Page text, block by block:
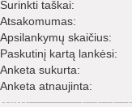
Surinkti taškai:
Atsakomumas:
Apsilankymų skaičius:
Paskutinį kartą lankėsi:
Anketa sukurta:
Anketa atnaujinta: